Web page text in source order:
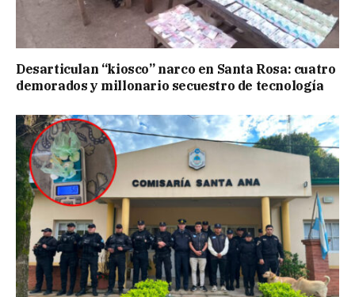
Desarticulan “kiosco” narco en Santa Rosa: cuatro
demorados y millonario secuestro de tecnología